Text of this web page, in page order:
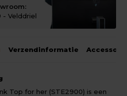
- Velddriel
Verzendinformatie
Top for her (STE2900) is een